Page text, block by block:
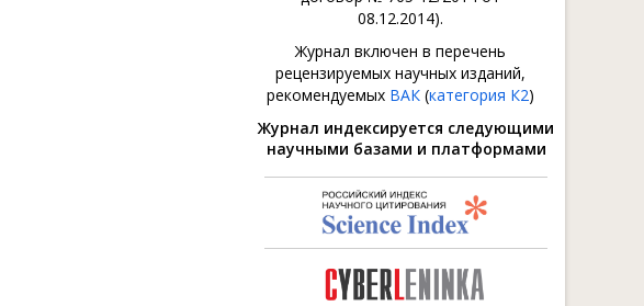
08.12.2014).
Журнал включен в перечень
рецензируемых научных изданий,
рекомендуемых ВАК (категория К2)
Журнал индексируется следующими
научными базами и платформами